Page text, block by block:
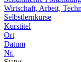
Wirtschaft, Arbeit,
Selbstlernkurse
Kurstitel
Ort
Datum
Nr.